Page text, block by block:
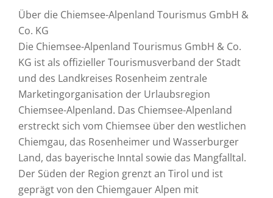
Über die Chiemsee-Alpenland Tourismus GmbH &
Co. KG
Die Chiemsee-Alpenland Tourismus GmbH & Co.
KG ist als offizieller Tourismusverband der Stadt
und des Landkreises Rosenheim zentrale
Marketingorganisation der Urlaubsregion
Chiemsee-Alpenland. Das Chiemsee-Alpenland
erstreckt sich vom Chiemsee über den westlichen
Chiemgau, das Rosenheimer und Wasserburger
Land, das bayerische Inntal sowie das Mangfalltal.
Der Süden der Region grenzt an Tirol und ist
geprägt von den Chiemgauer Alpen mit